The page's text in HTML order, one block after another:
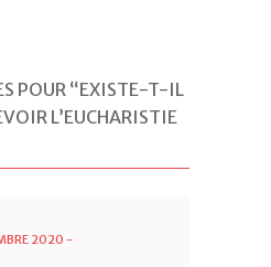
POUR “EXISTE-T-IL
L’EUCHARISTIE
2020 -